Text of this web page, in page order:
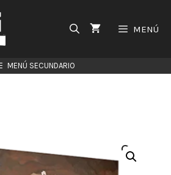
MENÚ
MENÚ SECUNDARIO